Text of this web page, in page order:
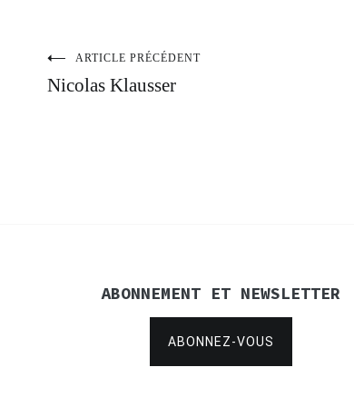
Navigation
ARTICLE PRÉCÉDENT
Nicolas Klausser
ABONNEMENT ET NEWSLETTER
ABONNEZ-VOUS